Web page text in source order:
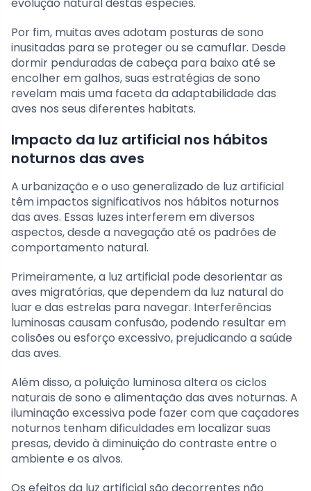
evolução natural destas espécies.
Por fim, muitas aves adotam posturas de sono
inusitadas para se proteger ou se camuflar. Desde
dormir penduradas de cabeça para baixo até se
encolher em galhos, suas estratégias de sono
revelam mais uma faceta da adaptabilidade das
aves nos seus diferentes habitats.
Impacto da luz artificial nos hábitos
noturnos das aves
A urbanização e o uso generalizado de luz artificial
têm impactos significativos nos hábitos noturnos
das aves. Essas luzes interferem em diversos
aspectos, desde a navegação até os padrões de
comportamento natural.
Primeiramente, a luz artificial pode desorientar as
aves migratórias, que dependem da luz natural do
luar e das estrelas para navegar. Interferências
luminosas causam confusão, podendo resultar em
colisões ou esforço excessivo, prejudicando a saúde
das aves.
Além disso, a poluição luminosa altera os ciclos
naturais de sono e alimentação das aves noturnas. A
iluminação excessiva pode fazer com que caçadores
noturnos tenham dificuldades em localizar suas
presas, devido à diminuição do contraste entre o
ambiente e os alvos.